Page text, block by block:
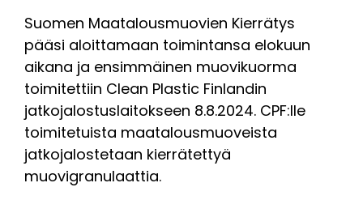
Suomen Maatalousmuovien Kierrätys
pääsi aloittamaan toimintansa elokuun
aikana ja ensimmäinen muovikuorma
toimitettiin Clean Plastic Finlandin
jatkojalostuslaitokseen 8.8.2024. CPF:lle
toimitetuista maatalousmuoveista
jatkojalostetaan kierrätettyä
muovigranulaattia.